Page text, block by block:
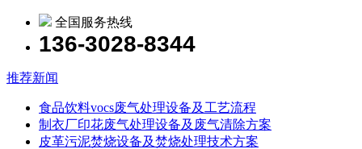
全国服务热线
136-3028-8344
推荐新闻
食品饮料vocs废气处理设备及工艺流程
制衣厂印花废气处理设备及废气清除方案
皮革污泥焚烧设备及焚烧处理技术方案